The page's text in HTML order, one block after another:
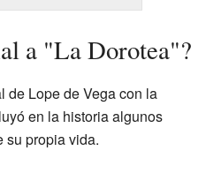
a "La Dorotea"?
de Lope de Vega con la
en la historia algunos
su propia vida.